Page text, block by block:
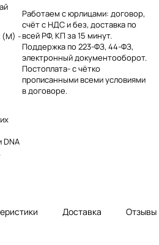
(M) -
DNA
Работаем с юрлицами: договор,
счёт с НДС и без, доставка по
всей РФ, КП за 15 минут.
Поддержка по 223-ФЗ, 44-ФЗ,
электронный документооборот.
Постоплата- с чётко
прописанными всеми условиями
в договоре.
Доставка Отзывы